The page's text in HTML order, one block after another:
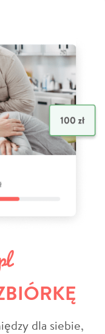
dla siebie,